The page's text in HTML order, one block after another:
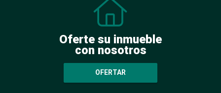
Oferte su inmueble
con nosotros
OFERTAR